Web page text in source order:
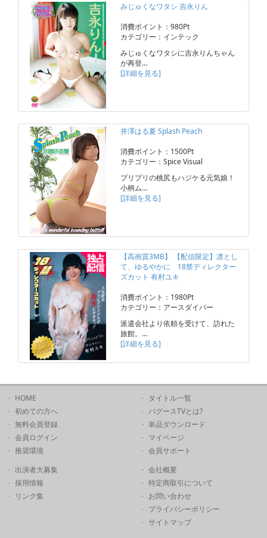
みじゅくなワタシ 吉永りん
消費ポイント：980Pt
カテゴリー：インテック
みじゅくなワタシに吉永りんちゃん
が再登…
[詳細を見る]
井澤はる夏 Splash Peach
消費ポイント：1500Pt
カテゴリー：Spice Visual
プリプリの桃尻もハジケる元気娘！
小柄ム…
[詳細を見る]
【高画質3MB】 【配信限定】凛とし
て、ゆるやかに 18禁ディレクター
ズカット 有村ユキ
消費ポイント：1980Pt
カテゴリー：アースダイバー
派遣会社より依頼を受けて、訪れた
旅館。…
[詳細を見る]
HOME
初めての方へ
無料会員登録
会員ログイン
推奨環境
タイトル一覧
バグースTVとは?
単品ダウンロード
マイページ
会員サポート
出演者大募集
採用情報
リンク集
会社概要
特定商取引について
お問い合わせ
プライバシーポリシー
サイトマップ